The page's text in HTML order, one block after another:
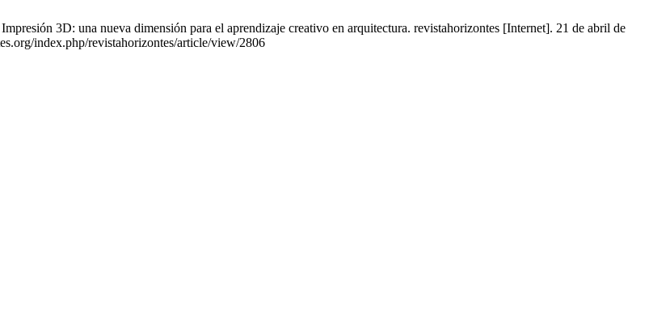
3D: una nueva dimensión para el aprendizaje creativo en arquitectura. revistahorizontes [Internet]. 21 de abril de
index.php/revistahorizontes/article/view/2806